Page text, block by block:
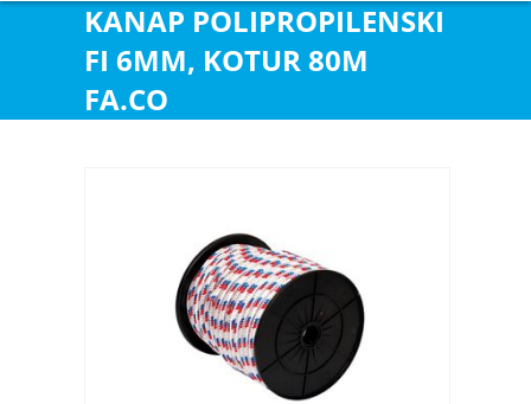
KANAP POLIPROPILENSKI
FI 6MM, KOTUR 80M
FA.CO